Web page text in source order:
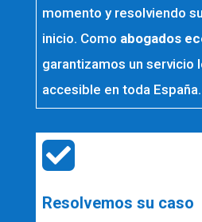
momento y resolviendo
inicio. Como abogados
garantizamos un servicio
accesible en toda España.

Resolvemos su caso